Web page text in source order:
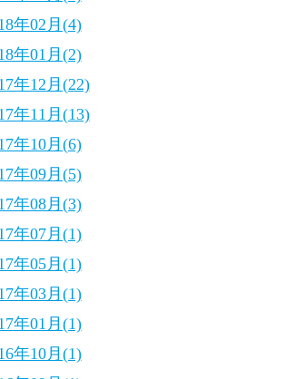
年02月(4)
年01月(2)
年12月(22)
年11月(13)
年10月(6)
年09月(5)
年08月(3)
年07月(1)
年05月(1)
年03月(1)
年01月(1)
年10月(1)